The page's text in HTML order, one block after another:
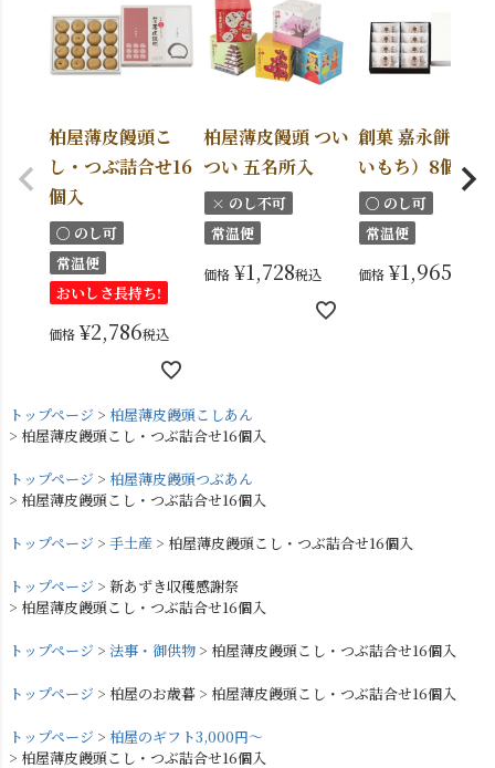
柏屋薄皮饅頭こ
し・つぶ詰合せ16
個入
〇 のし可
常温便
おいしさ長持ち!
価格 ¥2,786税込
柏屋薄皮饅頭 つい
つい 五名所入
× のし不可
常温便
価格 ¥1,728税込
創菓 嘉永餅（か
いもち）8個入
〇 のし可
常温便
価格 ¥1,965
トップページ
柏屋薄皮饅頭こしあん
柏屋薄皮饅頭こし・つぶ詰合せ16個入
トップページ
柏屋薄皮饅頭つぶあん
柏屋薄皮饅頭こし・つぶ詰合せ16個入
トップページ 手土産 柏屋薄皮饅頭こし・つぶ詰合せ16個入
トップページ
新あずき収穫感謝祭
柏屋薄皮饅頭こし・つぶ詰合せ16個入
トップページ 法事・御供物 柏屋薄皮饅頭こし・つぶ詰合せ16個入
トップページ 柏屋のお歳暮 柏屋薄皮饅頭こし・つぶ詰合せ16個入
トップページ
柏屋のギフト3,000円～
柏屋薄皮饅頭こし・つぶ詰合せ16個入